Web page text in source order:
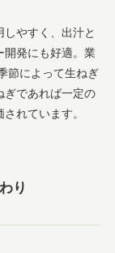
やすく、出汁と
開発にも好適。業
節によって生ねぎ
ぎであれば一定の
れています。
り